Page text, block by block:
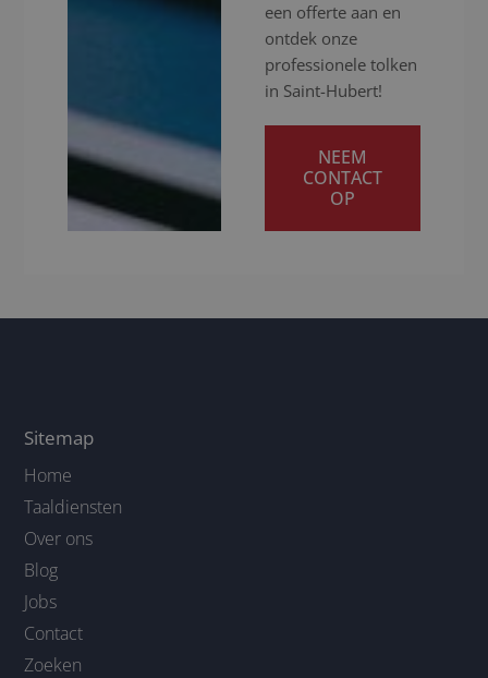
een offerte aan en
ontdek onze
professionele tolken
in Saint-Hubert!
NEEM
CONTACT
OP
Sitemap
Home
Taaldiensten
Over ons
Blog
Jobs
Contact
Zoeken